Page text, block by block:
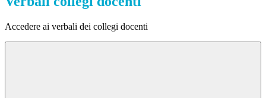
Accedere ai verbali dei collegi docenti